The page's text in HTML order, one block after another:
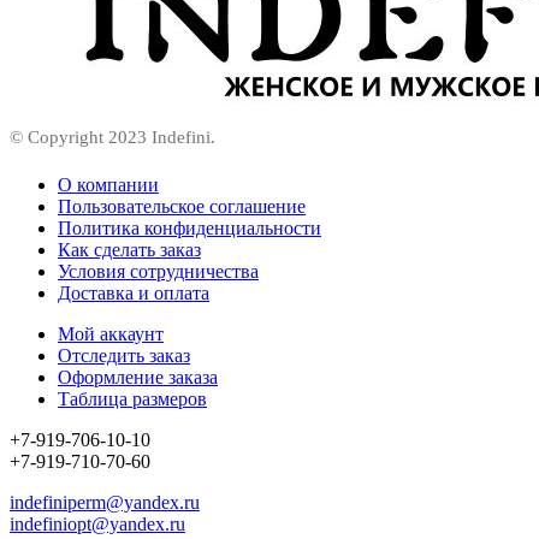
© Copyright 2023 Indefini.
О компании
Пользовательское соглашение
Политика конфиденциальности
Как сделать заказ
Условия сотрудничества
Доставка и оплата
Мой аккаунт
Отследить заказ
Оформление заказа
Таблица размеров
+7-919-706-10-10
+7-919-710-70-60
indefiniperm@yandex.ru
indefiniopt@yandex.ru